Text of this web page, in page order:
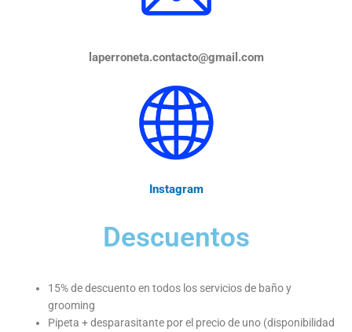
laperroneta.contacto@gmail.com
Instagram
Descuentos
15% de descuento en todos los servicios de baño y
grooming
Pipeta + desparasitante por el precio de uno (disponibilidad